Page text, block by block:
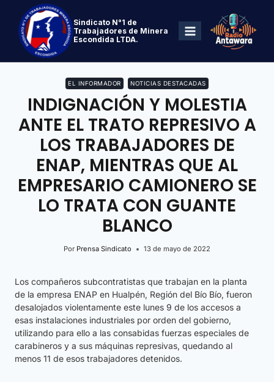
Sindicato N°1 de
Trabajadores de Minera
Escondida LTDA.
EL INFORMADOR NOTICIAS DESTACADAS
INDIGNACIÓN Y MOLESTIA
ANTE EL TRATO REPRESIVO A
LOS TRABAJADORES DE
ENAP, MIENTRAS QUE AL
EMPRESARIO CAMIONERO SE
LO TRATA CON GUANTE
BLANCO
Por Prensa Sindicato 13 de mayo de 2022
Los compañeros subcontratistas que trabajan en la planta
de la empresa ENAP en Hualpén, Región del Bío Bío, fueron
desalojados violentamente este lunes 9 de los accesos a
esas instalaciones industriales por orden del gobierno,
utilizando para ello a las consabidas fuerzas especiales de
carabineros y a sus máquinas represivas, quedando al
menos 11 de esos trabajadores detenidos.